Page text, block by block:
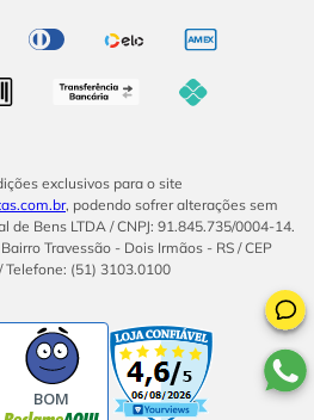
exclusivos para o site
, podendo sofrer alterações sem
de Bens LTDA / CNPJ: 91.845.735/0004-14.
Travessão - Dois Irmãos - RS / CEP
Telefone: (51) 3103.0100
BOM